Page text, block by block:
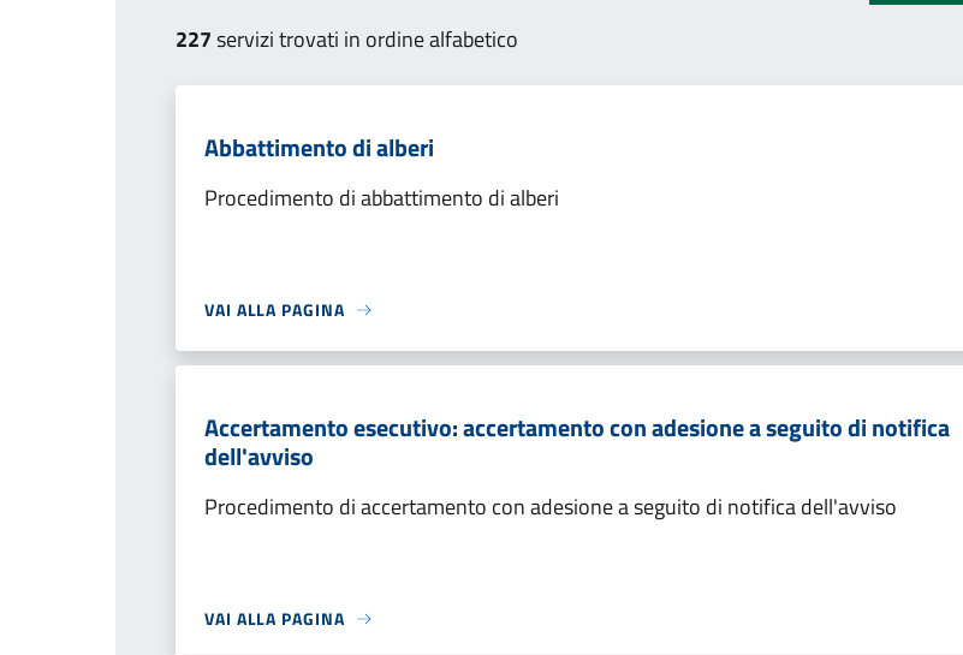
227servizi trovati in ordine alfabetico
Abbattimento di alberi
Procedimento di abbattimento di alberi
VAI ALLA PAGINA
Accertamento esecutivo: accertamento con adesione a seguito di notifica
dell'avviso
Procedimento di accertamento con adesione a seguito di notifica dell'avviso
VAI ALLA PAGINA